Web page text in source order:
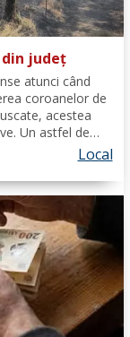
județ
atunci când
coroanelor de
acestea
Un astfel de
localitatea
Local